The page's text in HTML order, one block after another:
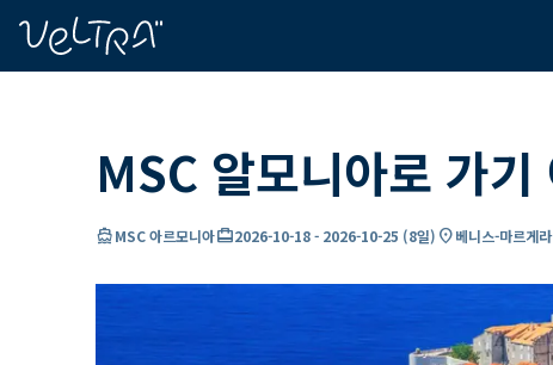
MSC 알모니아로 가
directions_boatMSC 아르모니아card_travel2026-10-18- 2026-10-25 (8일) location_on베니스-마르게